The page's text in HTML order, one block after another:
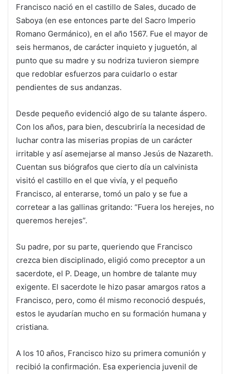
Francisco nació en el castillo de Sales, ducado de
Saboya (en ese entonces parte del Sacro Imperio
Romano Germánico), en el año 1567. Fue el mayor de
seis hermanos, de carácter inquieto y juguetón, al
punto que su madre y su nodriza tuvieron siempre
que redoblar esfuerzos para cuidarlo o estar
pendientes de sus andanzas.
Desde pequeño evidenció algo de su talante áspero.
Con los años, para bien, descubriría la necesidad de
luchar contra las miserias propias de un carácter
irritable y así asemejarse al manso Jesús de Nazareth.
Cuentan sus biógrafos que cierto día un calvinista
visitó el castillo en el que vivía, y el pequeño
Francisco, al enterarse, tomó un palo y se fue a
corretear a las gallinas gritando: “Fuera los herejes, no
queremos herejes”.
Su padre, por su parte, queriendo que Francisco
crezca bien disciplinado, eligió como preceptor a un
sacerdote, el P. Deage, un hombre de talante muy
exigente. El sacerdote le hizo pasar amargos ratos a
Francisco, pero, como él mismo reconoció después,
estos le ayudarían mucho en su formación humana y
cristiana.
A los 10 años, Francisco hizo su primera comunión y
recibió la confirmación. Esa experiencia juvenil de